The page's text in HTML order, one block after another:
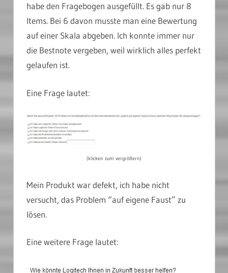
habe den Fragebogen ausgefüllt. Es gab nur 8
Items. Bei 6 davon musste man eine Bewertung
auf einer Skala abgeben. Ich konnte immer nur
die Bestnote vergeben, weil wirklich alles perfekt
gelaufen ist.
Eine Frage lautet:
(klicken zum vergrößern)
Mein Produkt war defekt, ich habe nicht
versucht, das Problem “auf eigene Faust” zu
lösen.
Eine weitere Frage lautet: